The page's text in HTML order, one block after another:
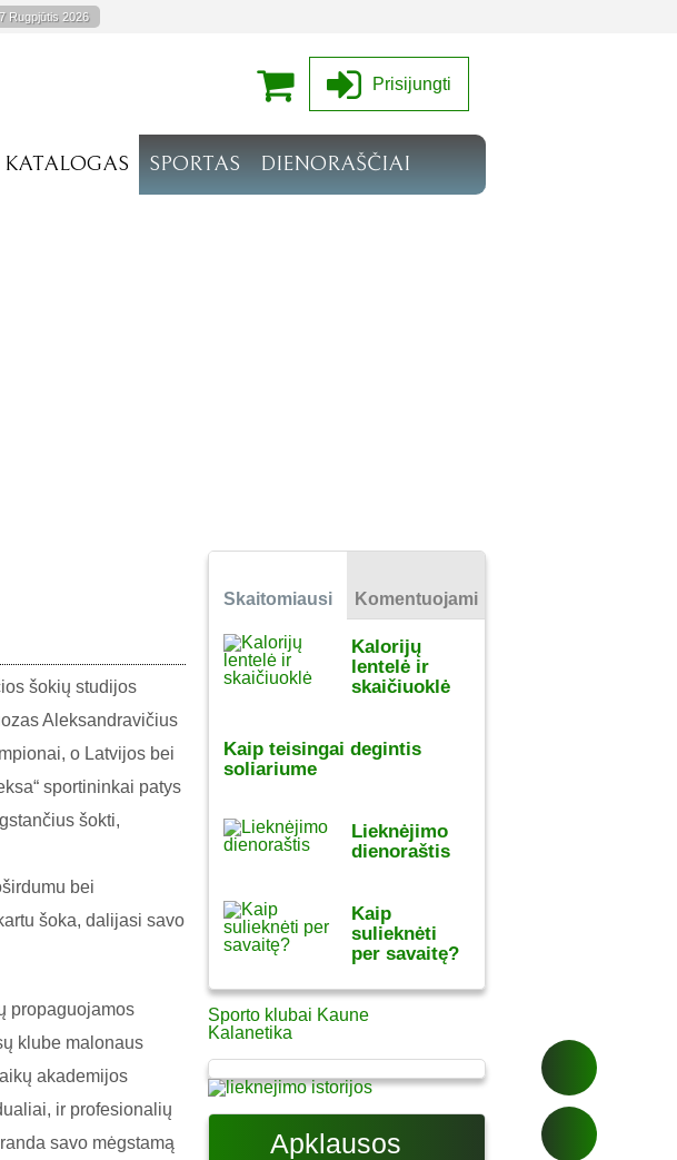
Rugpjūtis 2026
Prisijungti
KATALOGAS SPORTAS DIENORAŠČIAI
šokių studijos
Aleksandravičius
o Latvijos bei
sportininkai patys
šokti,
bei
šoka, dalijasi savo
propaguojamos
klube malonaus
akademijos
ir profesionalių
savo mėgstamą
Skaitomiausi Komentuojami
Kalorijų
lentelė ir
skaičiuoklė
Kaip teisingai degintis
soliariume
Lieknėjimo
dienoraštis
Kaip
sulieknėti
per savaitę?
Sporto klubai Kaune
Kalanetika
Apklausos